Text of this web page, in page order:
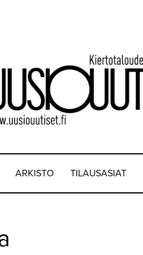
ARKISTO TILAUSASIAT